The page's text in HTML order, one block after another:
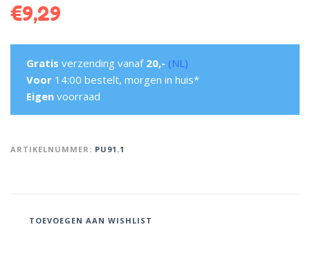
€9,29
Gratis verzending vanaf 20,- (NL)
Voor 14:00 bestelt, morgen in huis*
Eigen voorraad
ARTIKELNUMMER: PU91.1
TOEVOEGEN AAN WISHLIST